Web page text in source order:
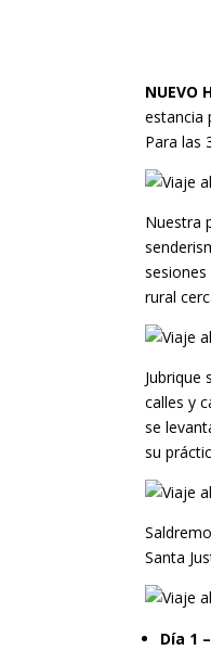
NUEVO
estancia
Para las
Nuestra
rural
calles y
se
su
Santa
Día 1